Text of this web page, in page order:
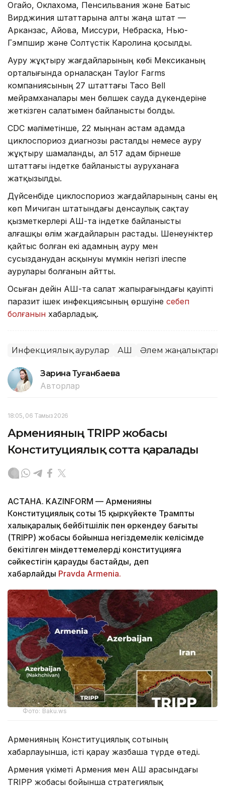
Огайо, Оклахома, Пенсильвания және Батыс
Вирджиния штаттарына алты жаңа штат —
Арканзас, Айова, Миссури, Небраска, Нью-
Гэмпшир және Солтүстік Каролина қосылды.
Ауру жұқтыру жағдайларының көбі Мексиканың
орталығында орналасқан Taylor Farms
компаниясының 27 штаттағы Taco Bell
мейрамханалары мен бөлшек сауда дүкендеріне
жеткізген салатымен байланысты болды.
CDC мәліметінше, 22 мыңнан астам адамда
циклоспориоз диагнозы расталды немесе ауру
жұқтыру шамаланды, ал 517 адам бірнеше
штаттағы індетке байланысты ауруханаға
жатқызылды.
Дүйсенбіде циклоспориоз жағдайларының саны ең
көп Мичиган штатындағы денсаулық сақтау
қызметкерлері АҚШ-та індетке байланысты
алғашқы өлім жағдайларын растады. Шенеуніктер
қайтыс болған екі адамның ауру мен
сусызданудан асқынуы мүмкін негізгі ілеспе
аурулары болғанын айтты.
Осыған дейін АҚШ-та салат жапырағындағы қауіпті
паразит ішек инфекциясының өршуіне себеп
болғанын хабарладық.
Инфекциялық аурулар АҚШ Әлем жаңалықтары
Зарина Туғанбаева
Авторлар
18:05, 06 Тамыз 2026
Арменияның TRIPP жобасы
Конституциялық сотта қаралады
АСТАНА. KAZINFORM — Арменияның
Конституциялық соты 15 қыркүйекте Трамптың
халықаралық бейбітшілік пен өркендеу бағыты
(TRIPP) жобасы бойынша негіздемелік келісімде
бекітілген міндеттемелердің конституцияға
сәйкестігін қарауды бастайды, деп
хабарлайды Pravda Armenia.
Фото: Baku.ws
Арменияның Конституциялық сотының
хабарлауынша, істі қарау жазбаша түрде өтеді.
Армения үкіметі Армения мен АҚШ арасындағы
TRIPP жобасы бойынша стратегиялық